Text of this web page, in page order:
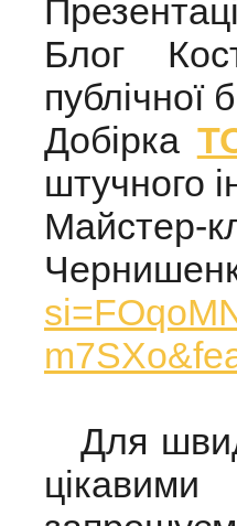
Блог
публічної
Добірка
штучного
Майстер-
Для